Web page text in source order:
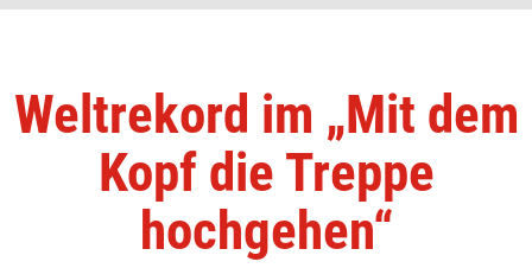
Weltrekord im „Mit dem
Kopf die Treppe
hochgehen“